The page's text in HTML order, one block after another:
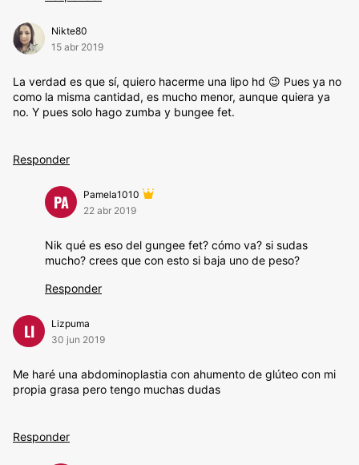
Nikte80
15 abr 2019
La verdad es que sí, quiero hacerme una lipo hd 😉 Pues ya no
como la misma cantidad, es mucho menor, aunque quiera ya
no. Y pues solo hago zumba y bungee fet.
Responder
PA
Pamela1010
22 abr 2019
Nik qué es eso del gungee fet? cómo va? si sudas
mucho? crees que con esto si baja uno de peso?
Responder
LI
Lizpuma
30 jun 2019
Me haré una abdominoplastia con ahumento de glúteo con mi
propia grasa pero tengo muchas dudas
Responder